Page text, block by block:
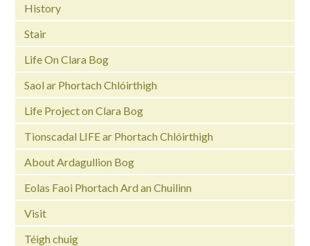
History
Stair
Life On Clara Bog
Saol ar Phortach Chlóirthigh
Life Project on Clara Bog
Tionscadal LIFE ar Phortach Chlóirthigh
About Ardagullion Bog
Eolas Faoi Phortach Ard an Chuilinn
Visit
Téigh chuig